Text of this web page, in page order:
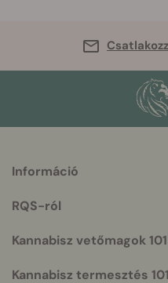
info
Információ
RQS-ról
Kannabisz vetőmagok 101
Kannabisz termesztés 101